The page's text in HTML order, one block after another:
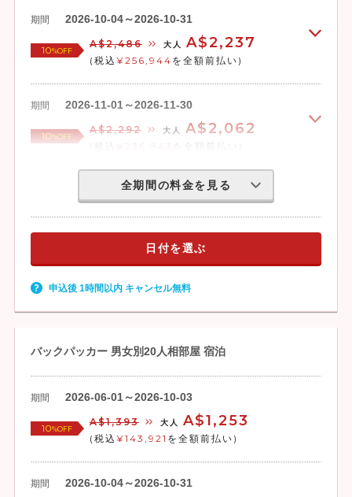
期間 2026-10-04～2026-10-31
10%OFF
A$2,486 大人 A$2,237
(税込 ¥256,944 を全額前払い)
期間 2026-11-01～2026-11-30
10%OFF
A$2,292 大人 A$2,062
(税込 ¥236,843 を全額前払い)
全期間の料金を見る
日付を選ぶ
申込後 1時間以内 キャンセル無料
バックパッカー 男女別20人相部屋 宿泊
期間 2026-06-01～2026-10-03
10%OFF
A$1,393 大人 A$1,253
(税込 ¥143,921 を全額前払い)
期間 2026-10-04～2026-10-31